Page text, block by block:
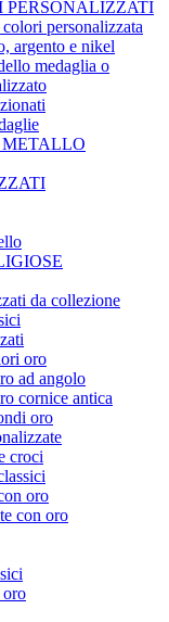
personalizzata
argento e nikel
medaglia o
METALLO
da collezione
oro
ad angolo
cornice antica
oro
croci
oro
con oro
oro